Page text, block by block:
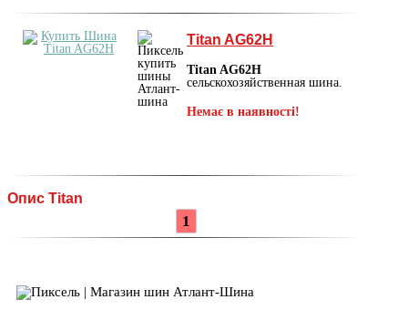
Titan AG62H
Titan AG62H
сельскохозяйственная шина.
Немає в наявності!
Опис Titan
1